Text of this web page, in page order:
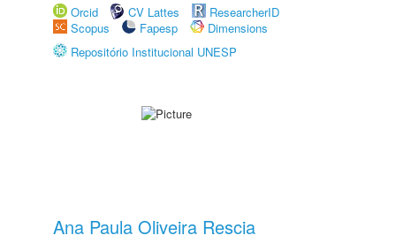
Orcid
CV Lattes
ResearcherID
Scopus
Fapesp
Dimensions
Repositório Institucional UNESP
Ana Paula Oliveira Rescia